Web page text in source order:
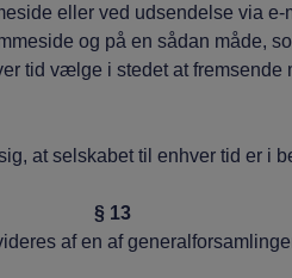
eller ved udsendelse via
og på en sådan måde,
tid vælge i stedet at fremsende
selskabet til enhver tid er i
§ 13
af en af generalforsamlingen